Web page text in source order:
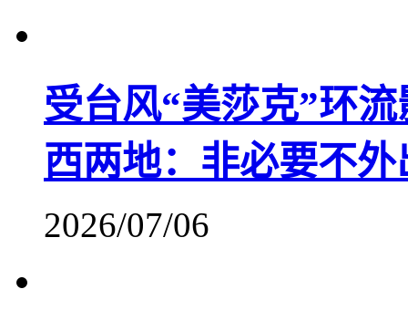
受台风“美莎克”环
西两地：非必要不外
2026/07/06